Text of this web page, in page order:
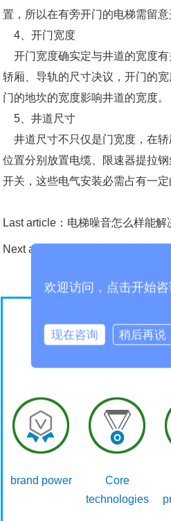
置，所以在有旁开门的电梯需留意
4、开门宽度
开门宽度确实定与井道的宽度
轿厢、导轨的尺寸决议，开门的
门的地坎的宽度影响井道的宽度。
5、井道尺寸
井道尺寸不只仅是门宽度，在
位置分别放置电缆、限速器提拉
开关，这些电气安装必需占有一定
Last article： 电梯噪音怎么样能解
Next article： 说说让人烦恼的电
Ten reasons to
brand power
Core
technologies
欢迎访问，点击开始咨
现在咨询 稍后再说